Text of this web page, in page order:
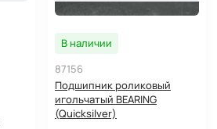
В наличии
87156
Подшипник роликовый
игольчатый BEARING
(Quicksilver)